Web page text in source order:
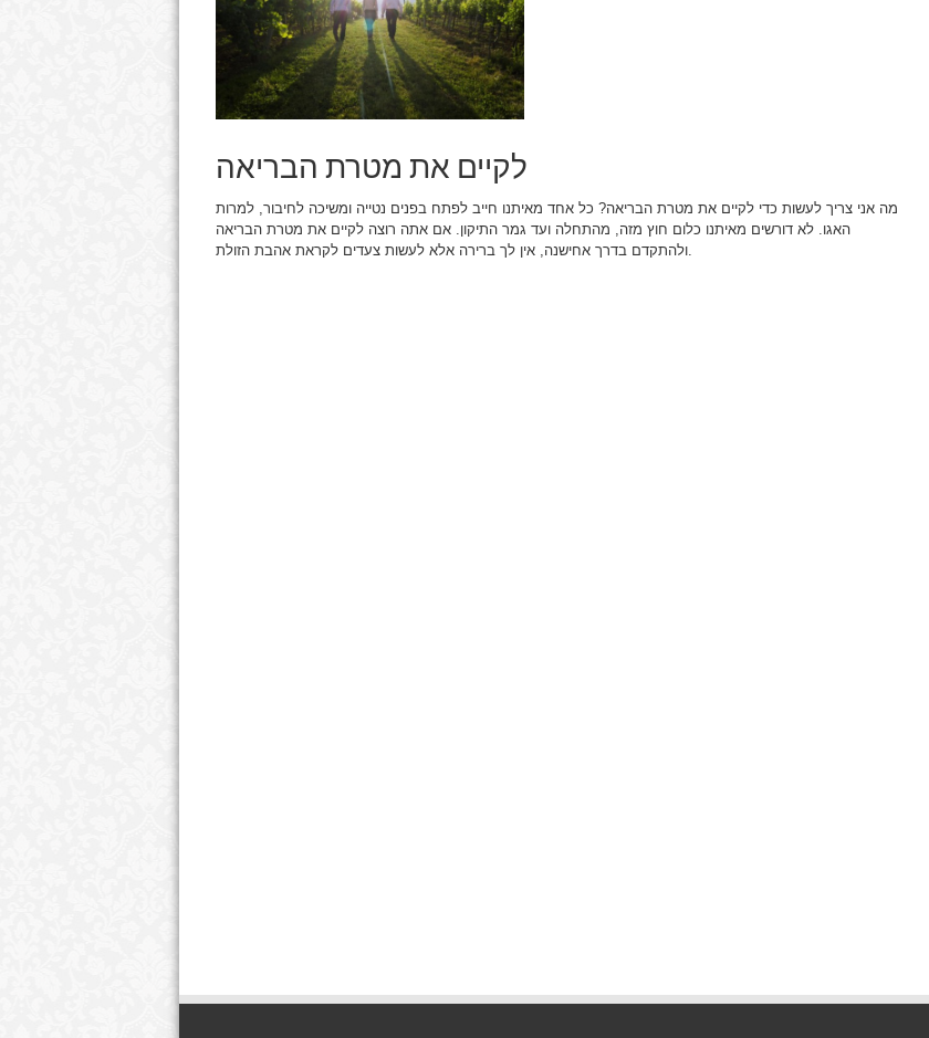
לקיים את מטרת הבריאה
מה אני צריך לעשות כדי לקיים את מטרת הבריאה? כל אחד מאיתנו חייב לפתח בפנים נטייה ומשיכה לחיבור, למרות
האגו. לא דורשים מאיתנו כלום חוץ מזה, מהתחלה ועד גמר התיקון. אם אתה רוצה לקיים את מטרת הבריאה
ולהתקדם בדרך אחישנה, אין לך ברירה אלא לעשות צעדים לקראת אהבת הזולת.